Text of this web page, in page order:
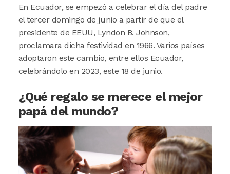
En Ecuador, se empezó a celebrar el día del padre
el tercer domingo de junio a partir de que el
presidente de EEUU, Lyndon B. Johnson,
proclamara dicha festividad en 1966. Varios países
adoptaron este cambio, entre ellos Ecuador,
celebrándolo en 2023, este 18 de junio.
¿Qué regalo se merece el mejor
papá del mundo?
Image